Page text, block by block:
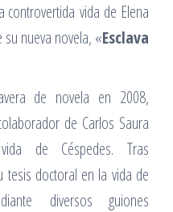
controvertida vida de Elena
nueva novela, «Esclava
de novela en 2008,
de Carlos Saura
de Céspedes. Tras
doctoral en la vida de
diversos guiones